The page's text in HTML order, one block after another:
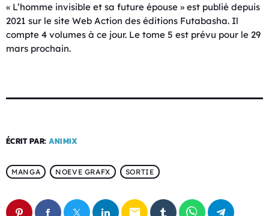
« L’homme invisible et sa future épouse » est publié depuis
2021 sur le site Web Action des éditions Futabasha. Il
compte 4 volumes à ce jour. Le tome 5 est prévu pour le 29
mars prochain.
ÉCRIT PAR: ANIMIX
MANGA NOEVE GRAFX SORTIE
email